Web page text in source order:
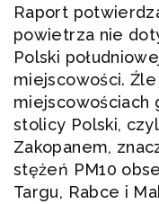
Raport
powietrza nie
Polski
miejscowości.
miejscowościach
stolicy Polski,
Zakopanem,
stężeń PM10
Targu, Rabce i